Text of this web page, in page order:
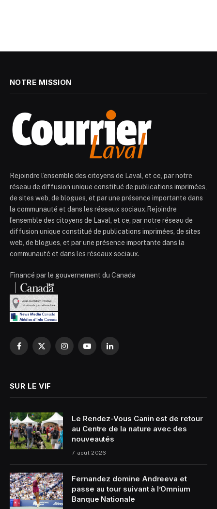
NOTRE MISSION
Rejoindre l’ensemble des citoyens de Laval, et ce, par notre
réseau de diffusion unique constitué de publications imprimées,
de sites web, de blogues, et par une présence importante dans
la communauté et dans les réseaux sociaux.Rejoindre
l’ensemble des citoyens de Laval, et ce, par notre réseau de
diffusion unique constitué de publications imprimées, de sites
web, de blogues, et par une présence importante dans la
communauté et dans les réseaux sociaux.
Financé par le gouvernement du Canada
Facebook
X
InstagramYouTubeLinkedIn
SUR LE VIF
Le Rendez-Vous Canin est de retour
au Centre de la nature avec des
nouveautés
7 août 2026
Fernandez domine Andreeva et
passe au tour suivant à l’Omnium
Banque Nationale